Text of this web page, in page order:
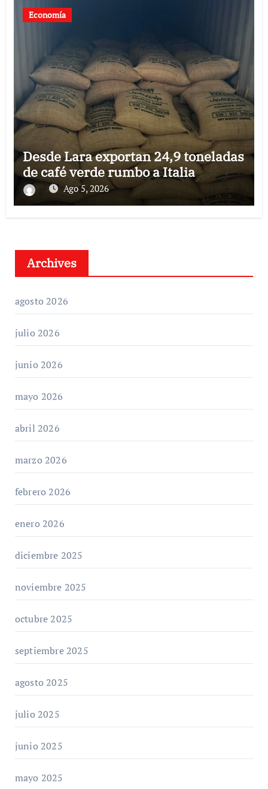
Economía
Desde Lara exportan 24,9 toneladas
de café verde rumbo a Italia
Ago 5, 2026
Archives
agosto 2026
julio 2026
junio 2026
mayo 2026
abril 2026
marzo 2026
febrero 2026
enero 2026
diciembre 2025
noviembre 2025
octubre 2025
septiembre 2025
agosto 2025
julio 2025
junio 2025
mayo 2025